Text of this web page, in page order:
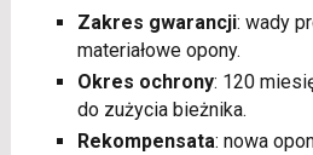
Zakres gwarancji: wady
materiałowe opony.
Okres ochrony: 120
do zużycia bieżnika.
Rekompensata: nowa